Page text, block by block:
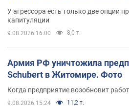
У агрессора есть только две опции
капитуляции
9.08.2026 16:00 8,0 т.
Армия РФ уничтожила
Schubert в Житомире. Фото
Когда предприятие возобновит
9.08.2026 15:24 11,2 т.